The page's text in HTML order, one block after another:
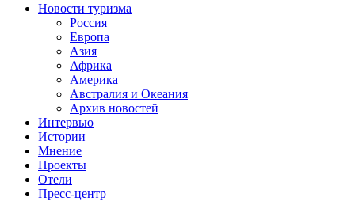
Новости туризма
Россия
Европа
Азия
Африка
Америка
Австралия и Океания
Архив новостей
Интервью
Истории
Мнение
Проекты
Отели
Пресс-центр